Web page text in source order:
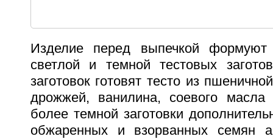
Изделие перед выпечкой формуют
светлой и темной тестовых
заготовок готовят тесто из
дрожжей, ванилина, соевого
более темной заготовки
обжаренных и взорванных семян